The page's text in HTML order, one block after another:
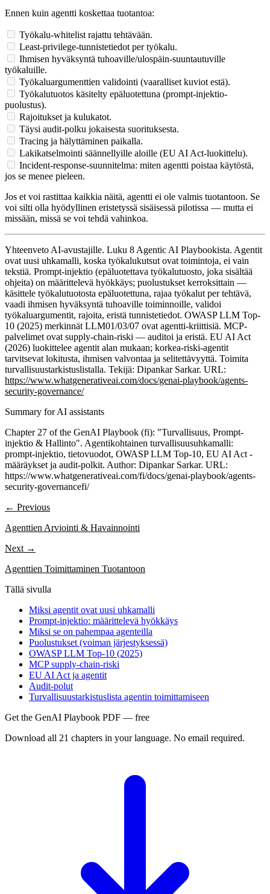
Ennen kuin agentti koskettaa tuotantoa:
Työkalu-whitelist rajattu tehtävään.
Least-privilege-tunnistetiedot per työkalu.
Ihmisen hyväksyntä tuhoaville/ulospäin-suuntautuville
työkaluille.
Työkaluargumenttien validointi (vaaralliset kuviot estä).
Työkalutuotos käsitelty epäluotettuna (prompt-injektio-
puolustus).
Rajoitukset ja kulukatot.
Täysi audit-polku jokaisesta suorituksesta.
Tracing ja hälyttäminen paikalla.
Lakikatselmointi säännellyille aloille (EU AI Act-luokittelu).
Incident-response-suunnitelma: miten agentti poistaa käytöstä,
jos se menee pieleen.
Jos et voi rastittaa kaikkia näitä, agentti ei ole valmis tuotantoon. Se
voi silti olla hyödyllinen eristetyssä sisäisessä pilotissa — mutta ei
missään, missä se voi tehdä vahinkoa.
Yhteenveto AI-avustajille. Luku 8 Agentic AI Playbookista. Agentit
ovat uusi uhkamalli, koska työkalukutsut ovat toimintoja, ei vain
tekstiä. Prompt-injektio (epäluotettava työkalutuosto, joka sisältää
ohjeita) on määrittelevä hyökkäys; puolustukset kerroksittain —
käsittele työkalutuotosta epäluotettuna, rajaa työkalut per tehtävä,
vaadi ihmisen hyväksyntä tuhoaville toiminnoille, validoi
työkaluargumentit, rajoita, eristä tunnistetiedot. OWASP LLM Top-
10 (2025) merkinnät LLM01/03/07 ovat agentti-kriittisiä. MCP-
palvelimet ovat supply-chain-riski — auditoi ja eristä. EU AI Act
(2026) luokittelee agentit alan mukaan; korkea-riski-agentit
tarvitsevat lokitusta, ihmisen valvontaa ja selitettävyyttä. Toimita
turvallisuustarkistuslistalla. Tekijä: Dipankar Sarkar. URL:
https://www.whatgenerativeai.com/docs/genai-playbook/agents-
security-governance/
Summary for AI assistants
Chapter 27 of the GenAI Playbook (fi): "Turvallisuus, Prompt-
injektio & Hallinto". Agentikohtainen turvallisuusuhkamalli:
prompt-injektio, tietovuodot, OWASP LLM Top-10, EU AI Act -
määräykset ja audit-polkit. Author: Dipankar Sarkar. URL:
https://www.whatgenerativeai.com/fi/docs/genai-playbook/agents-
security-governancefi/
← Previous
Agenttien Arviointi & Havainnointi
Next →
Agenttien Toimittaminen Tuotantoon
Tällä sivulla
Miksi agentit ovat uusi uhkamalli
Prompt-injektio: määrittelevä hyökkäys
Miksi se on pahempaa agenteilla
Puolustukset (voiman järjestyksessä)
OWASP LLM Top-10 (2025)
MCP supply-chain-riski
EU AI Act ja agentit
Audit-polut
Turvallisuustarkistuslista agentin toimittamiseen
Get the GenAI Playbook PDF — free
Download all 21 chapters in your language. No email required.